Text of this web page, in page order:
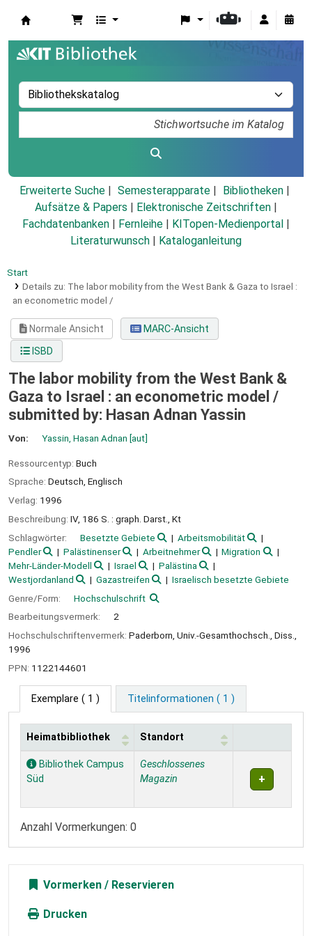
Erweiterte Suche Semesterapparate
Bibliotheken
Aufsätze & Papers
Elektronische Zeitschriften
Fachdatenbanken
Fernleihe KITopen-Medienportal
Literaturwunsch
Kataloganleitung
Start
Details zu: The labor mobility from the West Bank & Gaza to Israel :
an econometric model /
Normale Ansicht
MARC-Ansicht
ISBD
The labor mobility from the West Bank &
Gaza to Israel : an econometric model /
submitted by: Hasan Adnan Yassin
Von: Yassin, Hasan Adnan [aut]
Ressourcentyp: Buch
Sprache: Deutsch, Englisch
Verlag: 1996
Beschreibung: IV, 186 S. : graph. Darst., Kt
Schlagwörter:
Besetzte Gebiete
Arbeitsmobilität
Pendler
Palästinenser Arbeitnehmer
Migration
Mehr-Länder-Modell
Israel
Palästina
Westjordanland
Gazastreifen
Israelisch besetzte Gebiete
Genre/Form:
Hochschulschrift
Bearbeitungsvermerk:
2
Hochschulschriftenvermerk: Paderborn, Univ.-Gesamthochsch., Diss.,
1996
PPN: 1122144601
Exemplare ( 1 ) Titelinformationen ( 1 )
Exemplare
Heimatbibliothek Standort
Bibliothek Campus
Süd
Geschlossenes
Magazin
Anzahl Vormerkungen: 0
Vormerken
Drucken